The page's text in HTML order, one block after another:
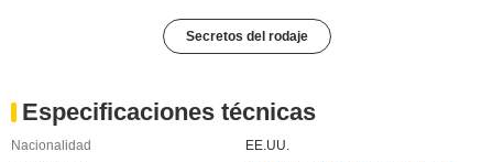
Secretos del rodaje
Especificaciones técnicas
Nacionalidad
EE.UU.